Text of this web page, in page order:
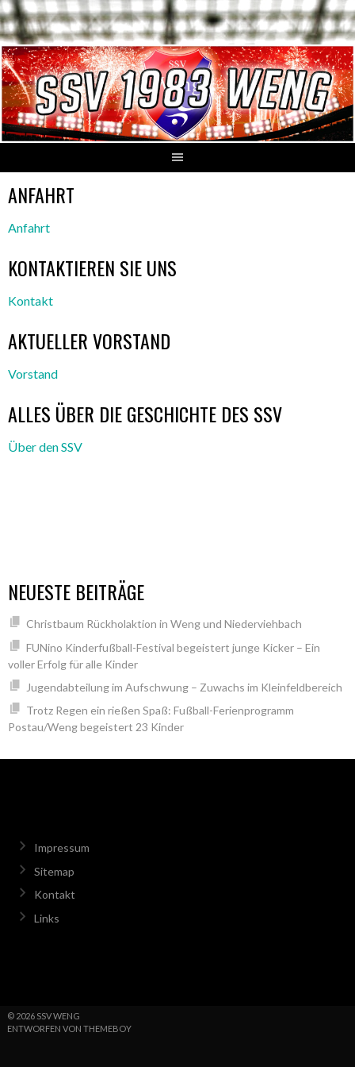
Springe
zum
Inhalt
ANFAHRT
Anfahrt
KONTAKTIEREN SIE UNS
Kontakt
AKTUELLER VORSTAND
Vorstand
ALLES ÜBER DIE GESCHICHTE DES SSV
Über den SSV
NEUESTE BEITRÄGE
Christbaum Rückholaktion in Weng und Niederviehbach
FUNino Kinderfußball-Festival begeistert junge Kicker – Ein
voller Erfolg für alle Kinder
Jugendabteilung im Aufschwung – Zuwachs im Kleinfeldbereich
Trotz Regen ein rießen Spaß: Fußball-Ferienprogramm
Postau/Weng begeistert 23 Kinder
Impressum
Sitemap
Kontakt
Links
© 2026 SSV WENG
ENTWORFEN VON THEMEBOY